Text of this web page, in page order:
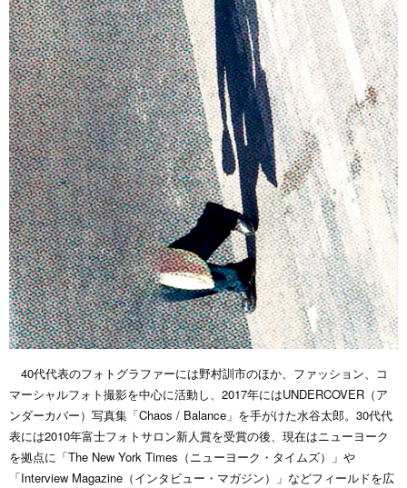
40代代表のフォトグラファーには野村訓市のほか、ファッション、コ
マーシャルフォト撮影を中心に活動し、 2017年にはUNDERCOVER （ア
ンダーカバー）写真集「Chaos / Balance 」を手がけた水谷太郎。30代代
表には2010年富士フォトサロン新人賞を受賞の後、現在はニューヨーク
を拠点に「The New York Times （ニューヨーク・タイムズ）」や
「Interview Magazine （インタビュー・マガジン）」などフィールドを広